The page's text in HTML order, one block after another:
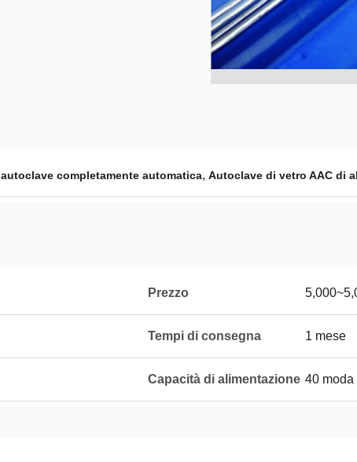
autoclave completamente automatica, Autoclave di vetro AAC di
Prezzo
Tempi di consegna 1 mese
Capacità di alimentazione 40 moda